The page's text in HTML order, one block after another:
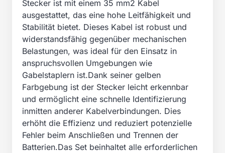
Stecker ist mit einem 35 mm2 Kabel
ausgestattet, das eine hohe Leitfähigkeit und
Stabilität bietet. Dieses Kabel ist robust und
widerstandsfähig gegenüber mechanischen
Belastungen, was ideal für den Einsatz in
anspruchsvollen Umgebungen wie
Gabelstaplern ist.Dank seiner gelben
Farbgebung ist der Stecker leicht erkennbar
und ermöglicht eine schnelle Identifizierung
inmitten anderer Kabelverbindungen. Dies
erhöht die Effizienz und reduziert potenzielle
Fehler beim Anschließen und Trennen der
Batterien.Das Set beinhaltet alle erforderlichen